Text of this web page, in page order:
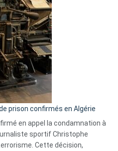
Bas,
Espagne,
Irlande
et
Slovénie
rejettent
la
présence
d’Israël
prison confirmés en Algérie
en appel la condamnation à
sportif Christophe
Cette décision,